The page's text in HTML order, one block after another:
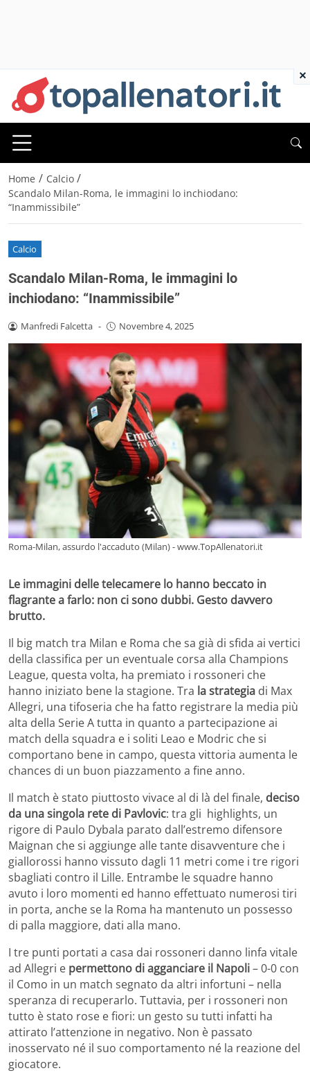
Home / Calcio /
Scandalo Milan-Roma, le immagini lo inchiodano:
“Inammissibile”
Calcio
Scandalo Milan-Roma, le immagini lo
inchiodano: “Inammissibile”
Manfredi Falcetta - Novembre 4, 2025
Roma-Milan, assurdo l'accaduto (Milan) - www.TopAllenatori.it
Le immagini delle telecamere lo hanno beccato in
flagrante a farlo: non ci sono dubbi. Gesto davvero
brutto.
Il big match tra Milan e Roma che sa già di sfida ai vertici
della classifica per un eventuale corsa alla Champions
League, questa volta, ha premiato i rossoneri che
hanno iniziato bene la stagione. Tra la strategia di Max
Allegri, una tifoseria che ha fatto registrare la media più
alta della Serie A tutta in quanto a partecipazione ai
match della squadra e i soliti Leao e Modric che si
comportano bene in campo, questa vittoria aumenta le
chances di un buon piazzamento a fine anno.
Il match è stato piuttosto vivace al di là del finale, deciso
da una singola rete di Pavlovic: tra gli highlights, un
rigore di Paulo Dybala parato dall’estremo difensore
Maignan che si aggiunge alle tante disavventure che i
giallorossi hanno vissuto dagli 11 metri come i tre rigori
sbagliati contro il Lille. Entrambe le squadre hanno
avuto i loro momenti ed hanno effettuato numerosi tiri
in porta, anche se la Roma ha mantenuto un possesso
di palla maggiore, dati alla mano.
I tre punti portati a casa dai rossoneri danno linfa vitale
ad Allegri e permettono di agganciare il Napoli– 0-0 con
il Como in un match segnato da altri infortuni – nella
speranza di recuperarlo. Tuttavia, per i rossoneri non
tutto è stato rose e fiori: un gesto su tutti infatti ha
attirato l’attenzione in negativo. Non è passato
inosservato né il suo comportamento né la reazione del
giocatore.
×